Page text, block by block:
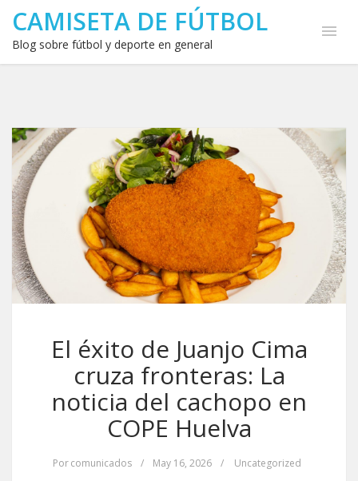
CAMISETA DE FÚTBOL
Blog sobre fútbol y deporte en general
El éxito de Juanjo Cima
cruza fronteras: La
noticia del cachopo en
COPE Huelva
Porcomunicados / May 16, 2026 / Uncategorized